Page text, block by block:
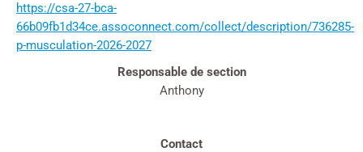
https://csa-27-bca-
66b09fb1d34ce.assoconnect.com/collect/description/736285-
p-musculation-2026-2027
Responsable de section
Anthony
Contact